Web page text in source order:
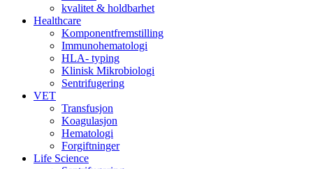
kvalitet & holdbarhet
Healthcare
Komponentfremstilling
Immunohematologi
HLA- typing
Klinisk Mikrobiologi
Sentrifugering
VET
Transfusjon
Koagulasjon
Hematologi
Forgiftninger
Life Science